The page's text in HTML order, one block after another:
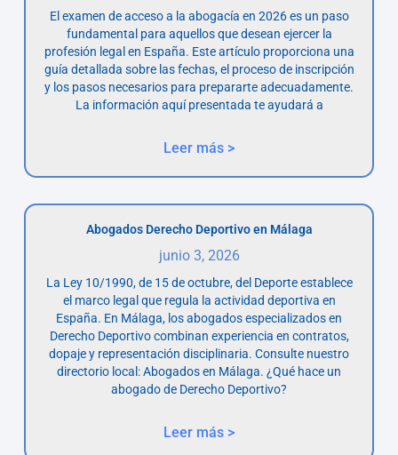
El examen de acceso a la abogacía en 2026 es un paso
fundamental para aquellos que desean ejercer la
profesión legal en España. Este artículo proporciona una
guía detallada sobre las fechas, el proceso de inscripción
y los pasos necesarios para prepararte adecuadamente.
La información aquí presentada te ayudará a
Leer más >
Abogados Derecho Deportivo en Málaga
junio 3, 2026
La Ley 10/1990, de 15 de octubre, del Deporte establece
el marco legal que regula la actividad deportiva en
España. En Málaga, los abogados especializados en
Derecho Deportivo combinan experiencia en contratos,
dopaje y representación disciplinaria. Consulte nuestro
directorio local: Abogados en Málaga. ¿Qué hace un
abogado de Derecho Deportivo?
Leer más >